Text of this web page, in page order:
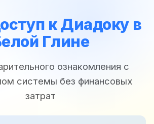
к Диадоку в
Глине
ознакомления с
системы без финансовых
затрат